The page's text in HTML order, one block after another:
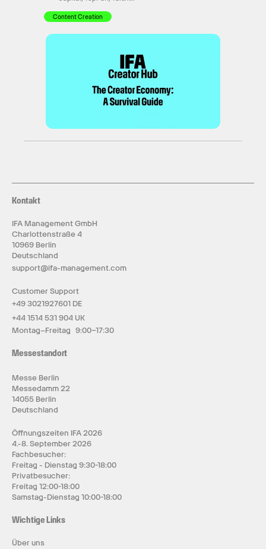
Content Creation
Kontakt
IFA Management GmbH
Charlottenstraße 4
10969 Berlin
Deutschland
support@ifa-management.com
Customer Support
+49 3021927601 DE
+44 1514 531 904 UK
Montag–Freitag 9:00–17:30
Messestandort
Messe Berlin
Messedamm 22
14055 Berlin
Deutschland
Öffnungszeiten IFA 2026
4.-8. September 2026
Fachbesucher:
Freitag - Dienstag 9:30-18:00
Privatbesucher:
Freitag 12:00-18:00
Samstag-Dienstag 10:00-18:00
Wichtige Links
Über uns